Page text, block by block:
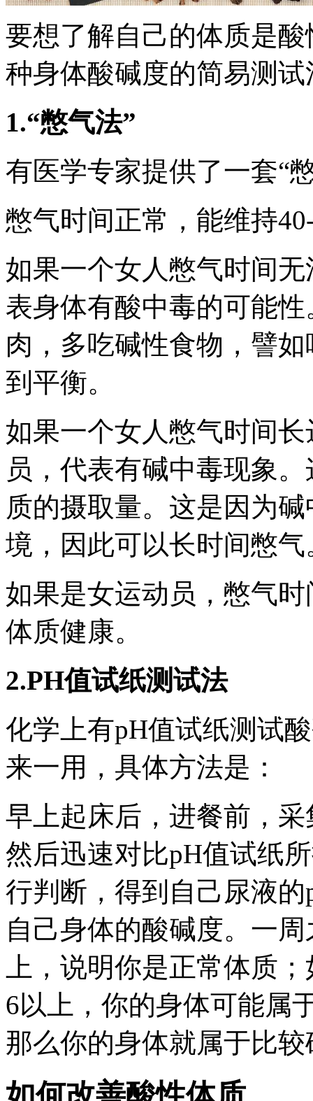
要想了解自己的体质是
种身体酸碱度的简易测试
1.“憋气法”
有医学专家提供了一套“
憋气时间正常，能维持
如果一个女人憋气时间
表身体有酸中毒的可能
肉，多吃碱性食物，譬
到平衡。
如果一个女人憋气时间长
员，代表有碱中毒现象
质的摄取量。这是因为
境，因此可以长时间憋气
如果是女运动员，憋气
体质健康。
2.PH值试纸测试法
化学上有pH值试纸测试
来一用，具体方法是：
早上起床后，进餐前，
然后迅速对比pH值试纸
行判断，得到自己尿液的
自己身体的酸碱度。一
上，说明你是正常体质
6以上，你的身体可能属
那么你的身体就属于比